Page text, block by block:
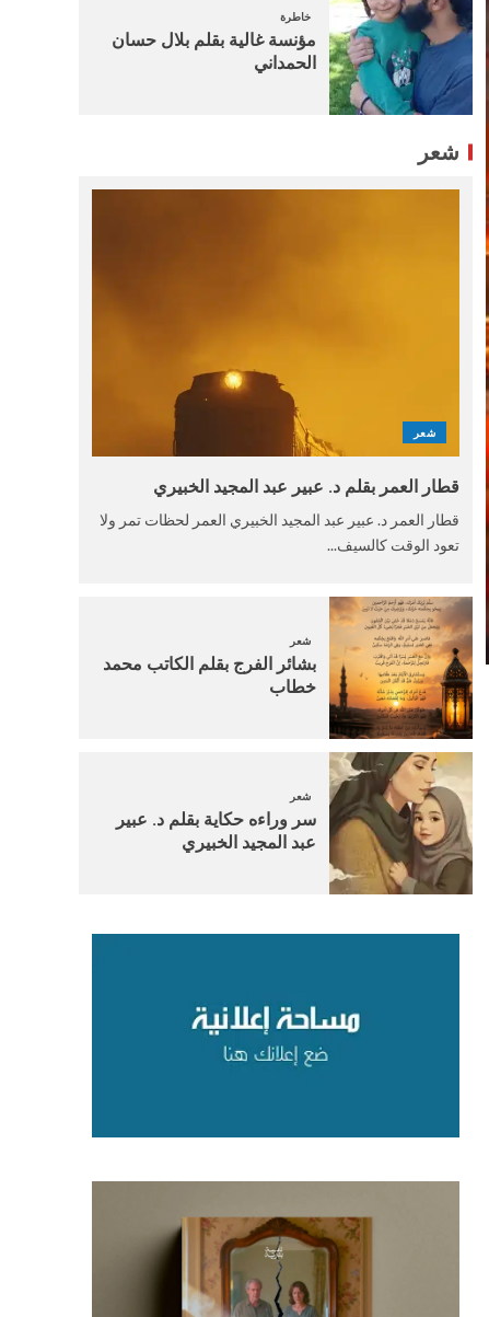
خاطرة
مؤنسة غالية بقلم بلال حسان
الحمداني
شعر
شعر
قطار العمر بقلم د. عبير عبد المجيد الخبيري
قطار العمر د. عبير عبد المجيد الخبيري العمر لحظات تمر ولا
تعود الوقت كالسيف...
شعر
بشائر الفرج بقلم الكاتب محمد
خطاب
شعر
سر وراءه حكاية بقلم د. عبير
عبد المجيد الخبيري